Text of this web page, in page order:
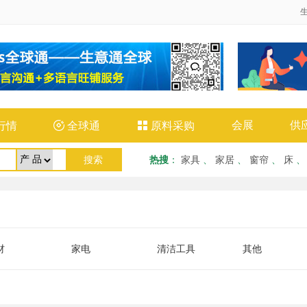
情  全球通  原料采购 会展 供
热搜 ： 家具 家居 窗帘 床
家电 清洁工具 其他